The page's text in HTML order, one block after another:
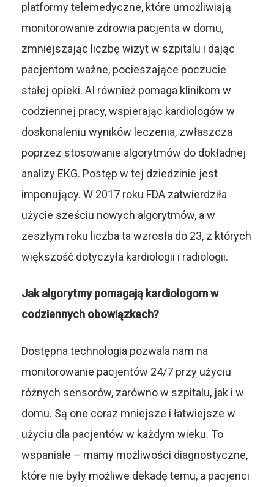
platformy telemedyczne, które umożliwiają
monitorowanie zdrowia pacjenta w domu,
zmniejszając liczbę wizyt w szpitalu i dając
pacjentom ważne, pocieszające poczucie
stałej opieki. AI również pomaga klinikom w
codziennej pracy, wspierając kardiologów w
doskonaleniu wyników leczenia, zwłaszcza
poprzez stosowanie algorytmów do dokładnej
analizy EKG. Postęp w tej dziedzinie jest
imponujący. W 2017 roku FDA zatwierdziła
użycie sześciu nowych algorytmów, a w
zeszłym roku liczba ta wzrosła do 23, z których
większość dotyczyła kardiologii i radiologii.
Jak algorytmy pomagają kardiologom w
codziennych obowiązkach?
Dostępna technologia pozwala nam na
monitorowanie pacjentów 24/7 przy użyciu
różnych sensorów, zarówno w szpitalu, jak i w
domu. Są one coraz mniejsze i łatwiejsze w
użyciu dla pacjentów w każdym wieku. To
wspaniałe – mamy możliwości diagnostyczne,
które nie były możliwe dekadę temu, a pacjenci